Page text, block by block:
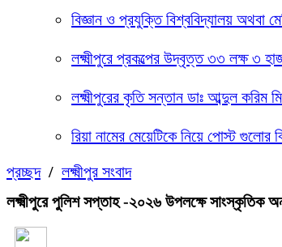
বিজ্ঞান ও প্রযুক্তি বিশ্ববিদ্যালয় অথবা
লক্ষ্মীপুরে প্রকল্পের উদ্বৃত্ত ৩৩ লক্ষ ৩
লক্ষ্মীপুরের কৃতি সন্তান ডাঃ আব্দুল করিম
রিয়া নামের মেয়েটিকে নিয়ে পোস্ট
প্রচ্ছদ/ লক্ষ্মীপুর সংবাদ
লক্ষ্মীপুরে পুলিশ সপ্তাহ -২০২৬ উপলক্ষে সাংস্কৃতিক